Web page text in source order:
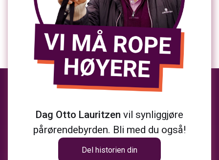
Dag Otto Lauritzen vil synliggjøre
pårørendebyrden. Bli med du også!
Del historien din